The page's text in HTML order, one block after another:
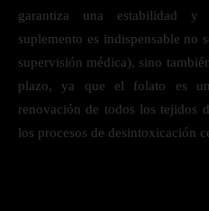
garantiza una estabilidad y
suplemento es indispensable no
supervisión médica), sino
plazo, ya que el folato es
renovación de todos los tejidos
los procesos de desintoxicación